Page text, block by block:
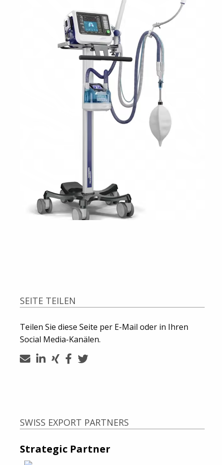
SEITE TEILEN
Teilen Sie diese Seite per E-Mail oder in Ihren
Social Media-Kanälen.
SWISS EXPORT PARTNERS
Strategic Partner